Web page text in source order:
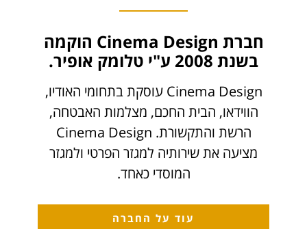
חברת Cinema Design הוקמה
בשנת 2008 ע"י טלומק אופיר.
Cinema Design עוסקת בתחומי האודיו,
הווידאו, הבית החכם, מצלמות האבטחה,
הרשת והתקשורת. Cinema Design
מציעה את שירותיה למגזר הפרטי ולמגזר
המוסדי כאחד.
עוד על החברה